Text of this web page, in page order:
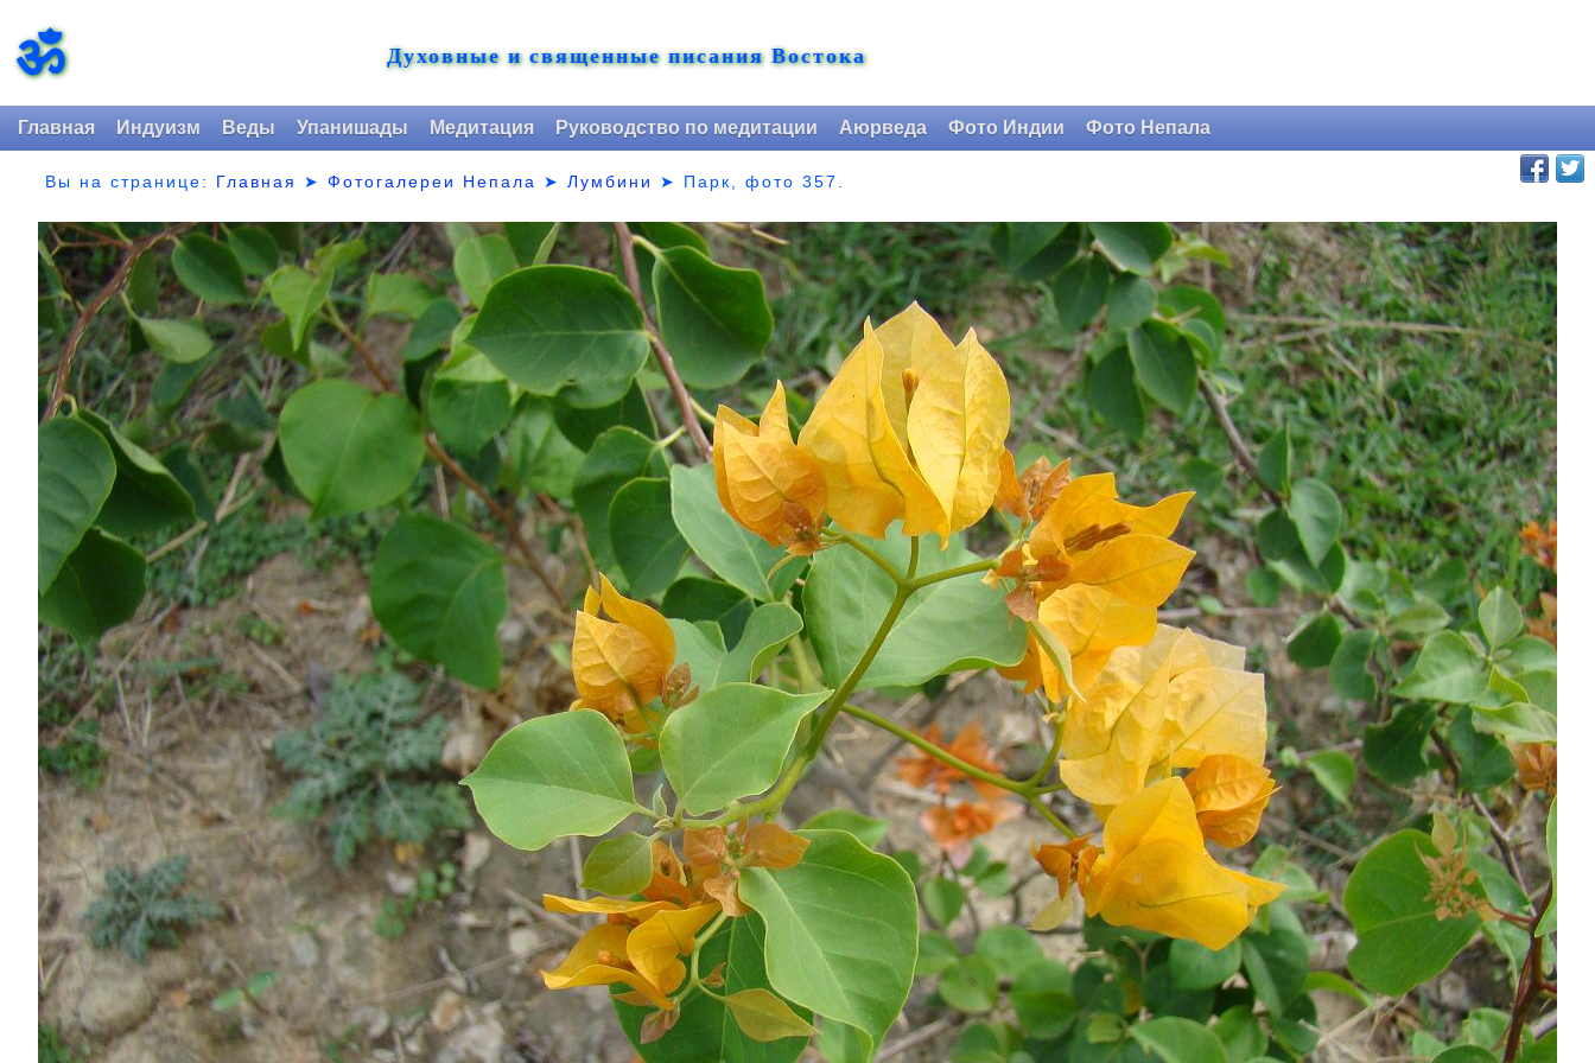
ॐ Духовные и священные писания Востока
Главная Индуизм Веды Упанишады Медитация Руководство по медитации Аюрведа Фото Индии Фото Непала
Вы на странице: Главная ➤Фотогалереи Непала ➤Лумбини ➤ Парк,фото 357.